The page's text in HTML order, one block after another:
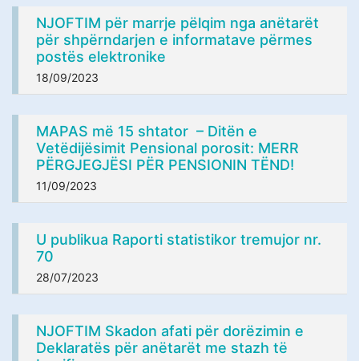
NJOFTIM për marrje pëlqim nga anëtarët
për shpërndarjen e informatave përmes
postës elektronike
18/09/2023
MAPAS më 15 shtator – Ditën e
Vetëdijësimit Pensional porosit: MERR
PËRGJEGJËSI PËR PENSIONIN TËND!
11/09/2023
U publikua Raporti statistikor tremujor nr.
70
28/07/2023
NJOFTIM Skadon afati për dorëzimin e
Deklaratës për anëtarët me stazh të